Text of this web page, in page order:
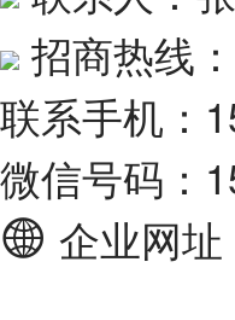
招商热线
联系手机：
微信号码：
企业网址